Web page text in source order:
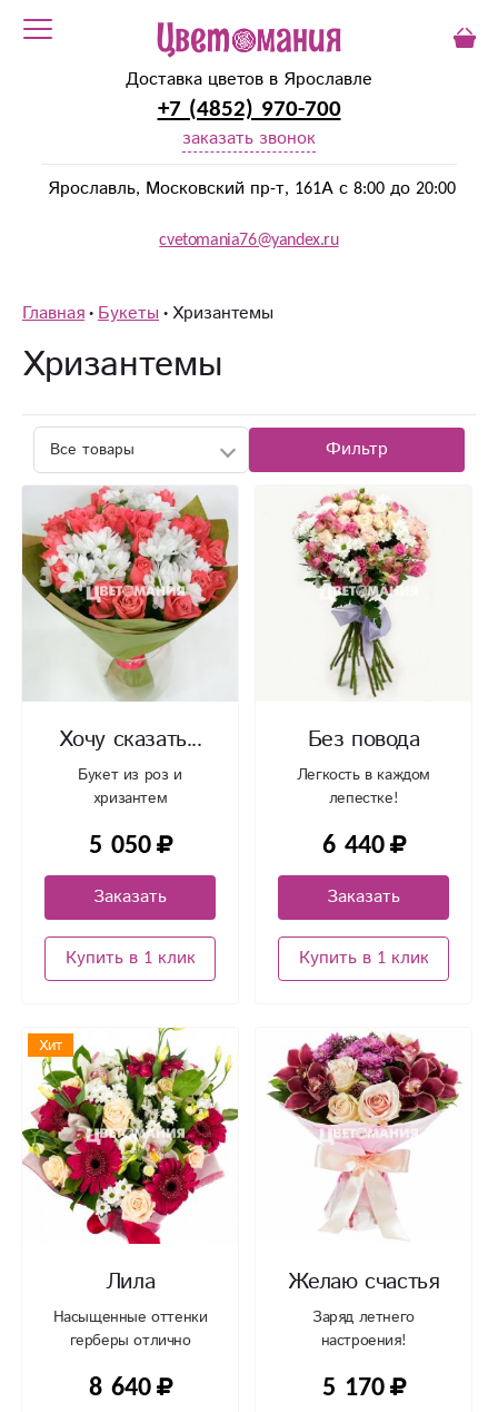
Доставка цветов в Ярославле
+7 (4852) 970-700
заказать звонок
Ярославль, Московский пр-т, 161А с 8:00 до 20:00
cvetomania76@yandex.ru
Главная Букеты Хризантемы
Хризантемы
Фильтр
Хочу сказать...
Букет из роз и
хризантем
5 050
Заказать
Купить в 1 клик
Без повода
Легкость в каждом
лепестке!
6 440
Заказать
Купить в 1 клик
Хит
Лила
Насыщенные оттенки
герберы отлично
розами и орхидеями
8 640
Желаю счастья
Заряд летнего
настроения!
5 170